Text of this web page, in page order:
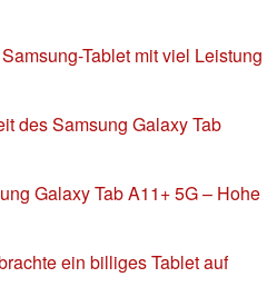
Tablet mit viel Leistung
des Samsung Galaxy Tab
Galaxy Tab A11+ 5G – Hohe
ein billiges Tablet auf